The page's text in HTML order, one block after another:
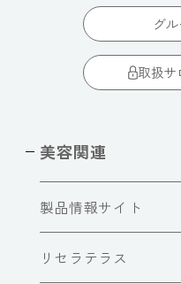
グ
取扱サ
美容関連
製品情報サイト
リセラテラス